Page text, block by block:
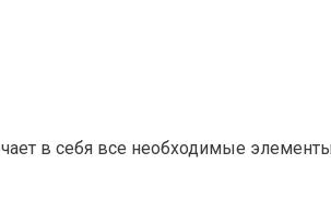
в себя все необходимые